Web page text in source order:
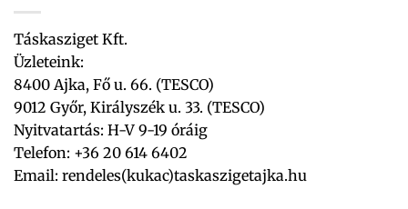
Táskasziget Kft.
Üzleteink:
8400 Ajka, Fő u. 66. (TESCO)
9012 Győr, Királyszék u. 33. (TESCO)
Nyitvatartás: H-V 9-19 óráig
Telefon: +36 20 614 6402
Email: rendeles(kukac)taskaszigetajka.hu